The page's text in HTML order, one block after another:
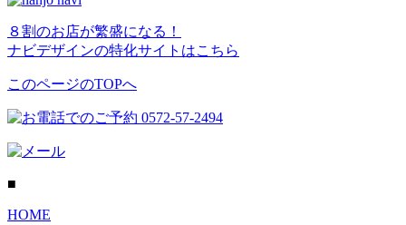
８割のお店が繁盛になる！
ナビデザインの特化サイトはこちら
このページのTOPへ
■
HOME